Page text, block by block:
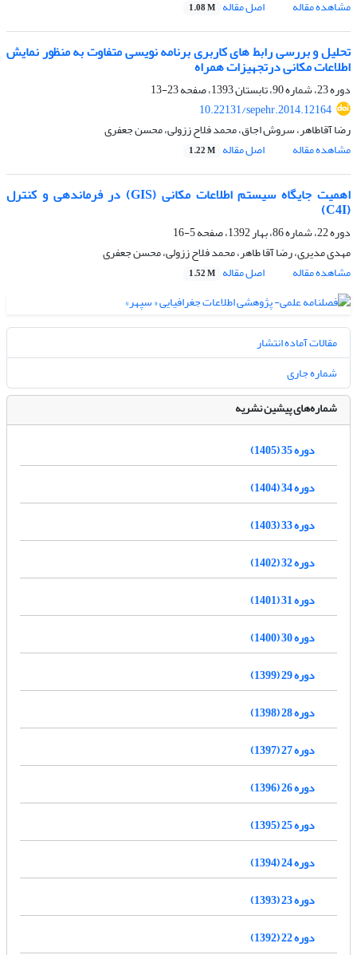
مشاهده مقاله اصل مقاله 1.08 M
تحلیل و بررسی رابط های کاربری برنامه نویسی متفاوت به منظور نمایش
اطلاعات مکانی درتجهیزات همراه
دوره 23، شماره 90، تابستان 1393، صفحه
23-13
10.22131/sepehr.2014.12164
رضا آقاطاهر، سروش اجاق، محمد فلاح ززولی، محسن جعفری
مشاهده مقاله
اصل مقاله 1.22 M
اهمیت جایگاه سیستم اطلاعات مکانی (GIS) در فرماندهی و کنترل
(C4I)
دوره 22، شماره 86، بهار 1392، صفحه
5-16
مهدی مدیری، رضا آقا طاهر، محمد فلاح ززولی، محسن جعفری
مشاهده مقاله
اصل مقاله 1.52 M
مقالات آماده انتشار
شماره جاری
شماره‌های پیشین نشریه
دوره 35 (1405)
دوره 34 (1404)
دوره 33 (1403)
دوره 32 (1402)
دوره 31 (1401)
دوره 30 (1400)
دوره 29 (1399)
دوره 28 (1398)
دوره 27 (1397)
دوره 26 (1396)
دوره 25 (1395)
دوره 24 (1394)
دوره 23 (1393)
دوره 22 (1392)